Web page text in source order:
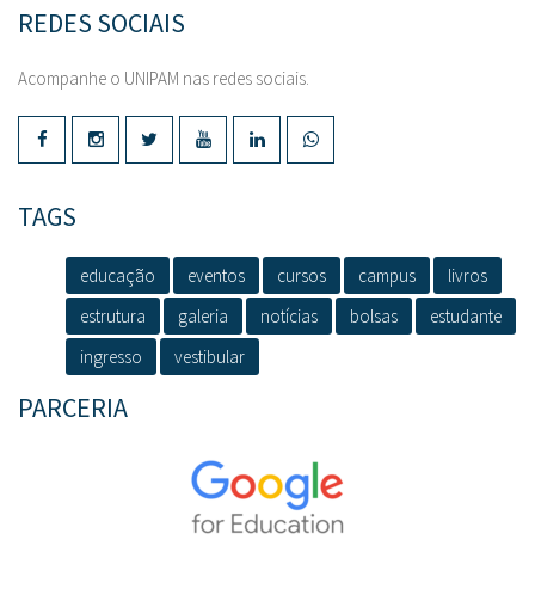
REDES SOCIAIS
Acompanhe o UNIPAM nas redes sociais.
TAGS
educação eventos cursos campus
livros
estrutura
galeria notícias bolsas
estudante
ingresso
vestibular
PARCERIA